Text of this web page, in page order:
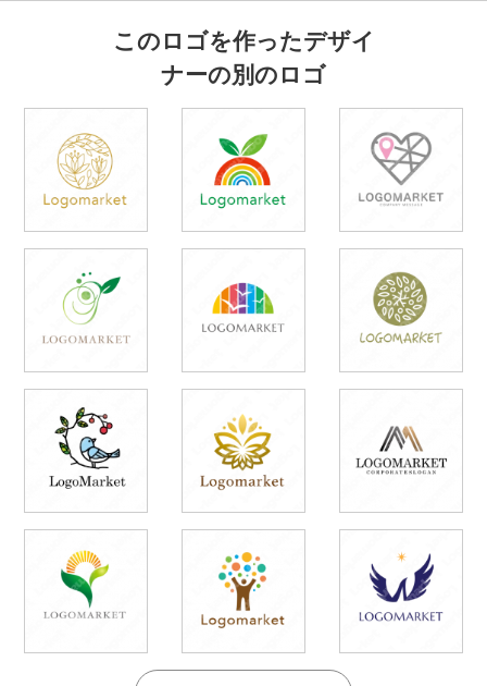
このロゴを作ったデザイ
ナーの別のロゴ